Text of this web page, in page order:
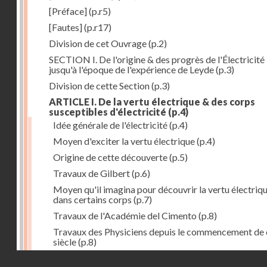
[Préface](p.r5)
[Fautes](p.r17)
Division de cet Ouvrage(p.2)
SECTION I. De l'origine & des progrès de l'Électricité
jusqu'à l'époque de l'expérience de Leyde(p.3)
Division de cette Section(p.3)
ARTICLE I. De la vertu électrique & des corps
susceptibles d'électricité (p.4)
Idée générale de l'électricité(p.4)
Moyen d'exciter la vertu électrique(p.4)
Origine de cette découverte(p.5)
Travaux de Gilbert(p.6)
Moyen qu'il imagina pour découvrir la vertu
dans certains corps (p.7)
Travaux de l'Académie del Cimento (p.8)
Travaux des Physiciens depuis le commencement de
siècle(p.8)